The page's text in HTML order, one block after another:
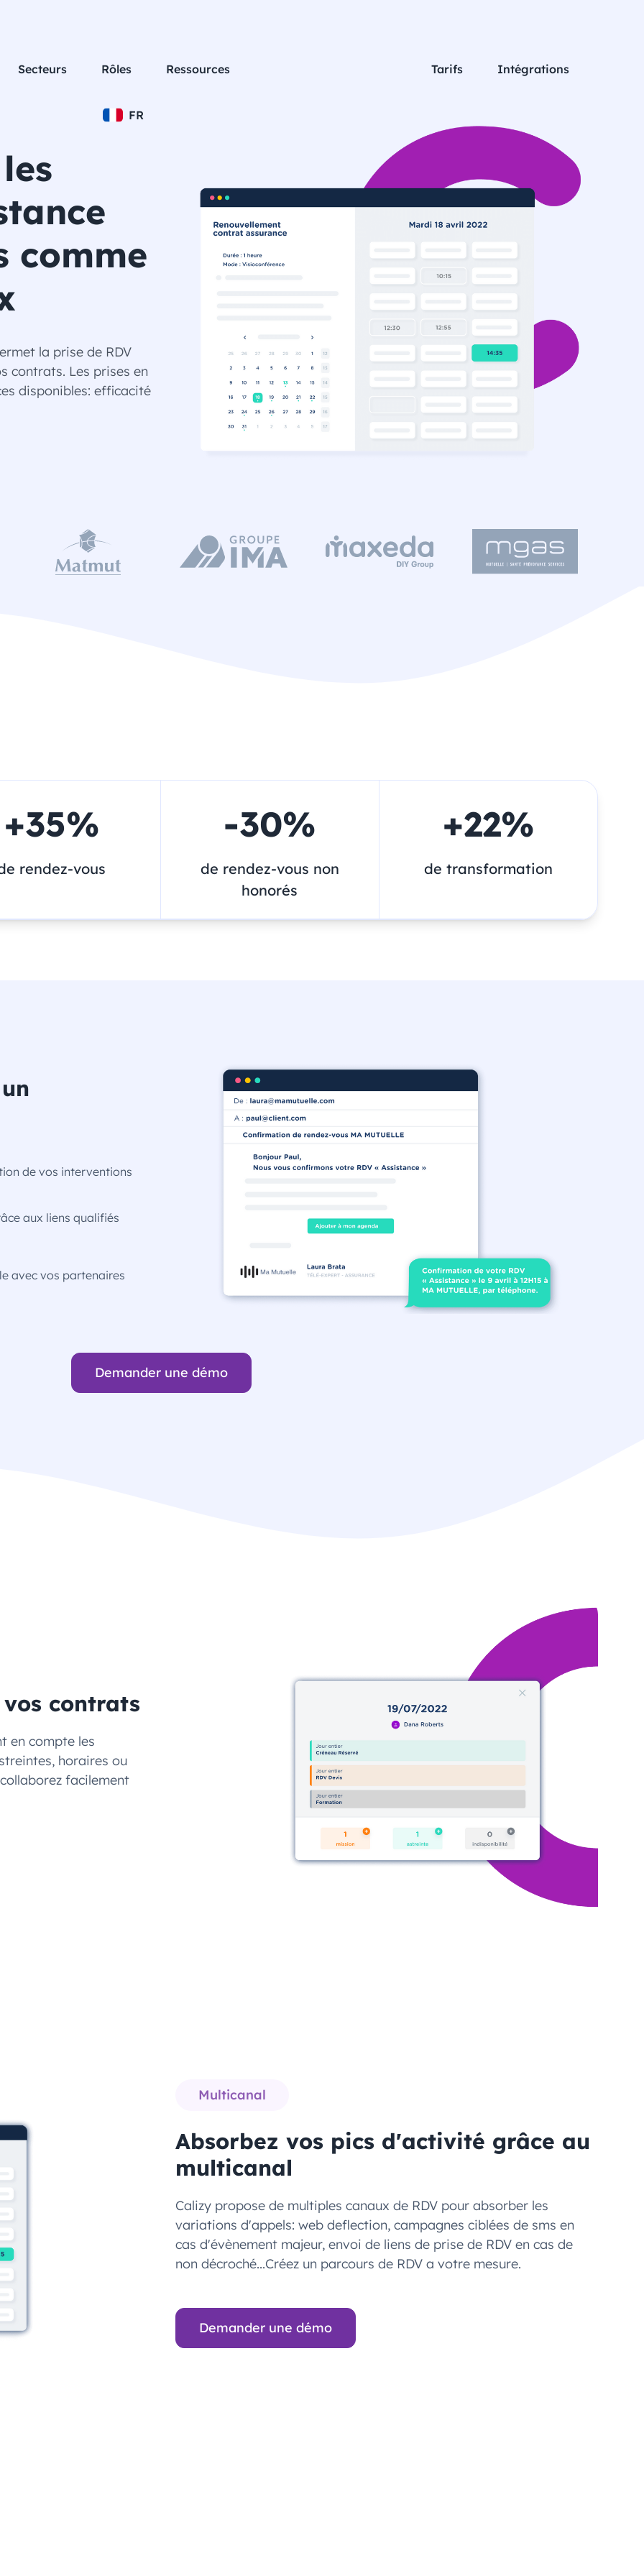
Secteurs Rôles Ressources Tarifs Intégrations
FR
comme
la prise de RDV
contrats. Les prises en
disponibles: efficacité
+35%
rendez-vous
-30%
de rendez-vous non
honorés
+22%
de transformation
de vos interventions
aux liens qualifiés
avec vos partenaires
Demander une démo
contrats
en compte les
horaires ou
facilement
Multicanal
Absorbez vos pics d'activité grâce au
multicanal
Calizy propose de multiples canaux de RDV pour absorber les
variations d'appels: web deflection, campagnes ciblées de sms en
cas d'évènement majeur, envoi de liens de prise de RDV en cas de
non décroché...Créez un parcours de RDV a votre mesure.
Demander une démo